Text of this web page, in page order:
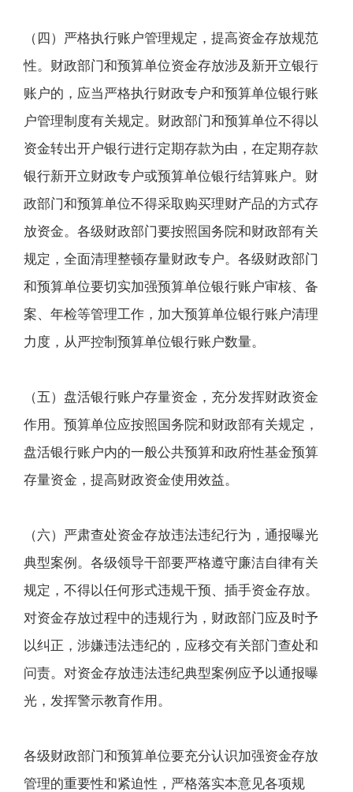
（四）严格执行账户管理规定，提高资金存放规范
性。财政部门和预算单位资金存放涉及新开立银行
账户的，应当严格执行财政专户和预算单位银行账
户管理制度有关规定。财政部门和预算单位不得以
资金转出开户银行进行定期存款为由，在定期存款
银行新开立财政专户或预算单位银行结算账户。财
政部门和预算单位不得采取购买理财产品的方式存
放资金。各级财政部门要按照国务院和财政部有关
规定，全面清理整顿存量财政专户。各级财政部门
和预算单位要切实加强预算单位银行账户审核、备
案、年检等管理工作，加大预算单位银行账户清理
力度，从严控制预算单位银行账户数量。
（五）盘活银行账户存量资金，充分发挥财政资金
作用。预算单位应按照国务院和财政部有关规定，
盘活银行账户内的一般公共预算和政府性基金预算
存量资金，提高财政资金使用效益。
（六）严肃查处资金存放违法违纪行为，通报曝光
典型案例。各级领导干部要严格遵守廉洁自律有关
规定，不得以任何形式违规干预、插手资金存放。
对资金存放过程中的违规行为，财政部门应及时予
以纠正，涉嫌违法违纪的，应移交有关部门查处和
问责。对资金存放违法违纪典型案例应予以通报曝
光，发挥警示教育作用。
各级财政部门和预算单位要充分认识加强资金存放
管理的重要性和紧迫性，严格落实本意见各项规